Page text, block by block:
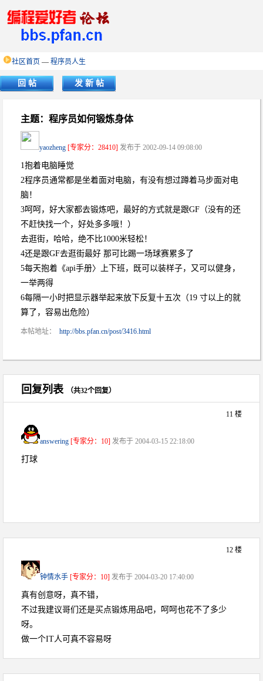
社区首页 — 程序员人生
回 帖 发 新 帖
主题：程序员如何锻炼身体
yaozheng [专家分：28410] 发布于 2002-09-14 09:08:00
1抱着电脑睡觉
2程序员通常都是坐着面对电脑，有没有想过蹲着马步面对电
脑！
3呵呵，好大家都去锻炼吧，最好的方式就是跟GF（没有的还
不赶快找一个，好处多多哦！）
去逛街，哈哈，绝不比1000米轻松！
4还是跟GF去逛街最好 那可比踢一场球赛累多了
5每天抱着《api手册〉上下班，既可以装样子，又可以健身，
一举两得
6每隔一小时把显示器举起来放下反复十五次（19 寸以上的就
算了，容易出危险）
本帖地址： http://bbs.pfan.cn/post/3416.html
回复列表 （共32个回复）
11 楼
answering [专家分：10] 发布于 2004-03-15 22:18:00
打球
12 楼
钟情水手 [专家分：10] 发布于 2004-03-20 17:40:00
真有创意呀，真不错，
不过我建议哥们还是买点锻炼用品吧，呵呵也花不了多少
呀。
做一个IT人可真不容易呀